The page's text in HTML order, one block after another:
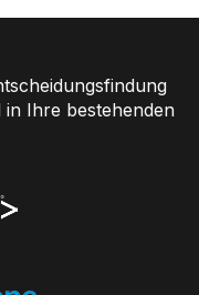
Ihre bestehenden